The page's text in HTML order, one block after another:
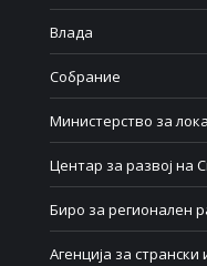
Влада
Собрание
Министерство за
Центар за развој на
Биро за регионален
Агенција за